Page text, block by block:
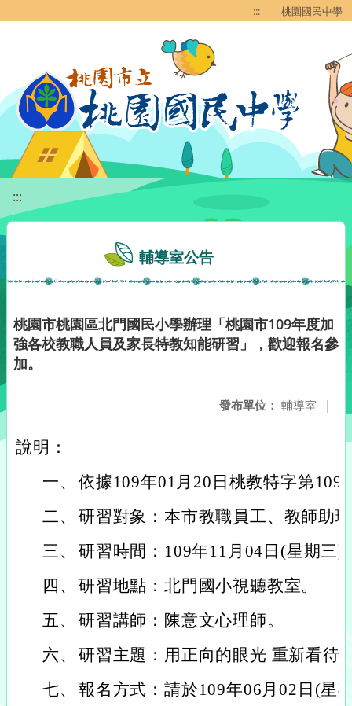
::: 桃園國民中學
:::
輔導室公告
桃園市桃園區北門國民小學辦理「桃園市109年度加
強各校教職人員及家長特教知能研習」，歡迎報名參
加。
發布單位： 輔導室 |
說明：
一、 依據109年01月20日桃教特字第
二、 研習對象：本市教職員工、教師助
三、 研習時間：109年11月04日(星期三)
四、 研習地點：北門國小視聽教室。
五、 研習講師：陳意文心理師。
六、 研習主題：用正向的眼光 重新看待
七、 報名方式：請於109年06月02日(星